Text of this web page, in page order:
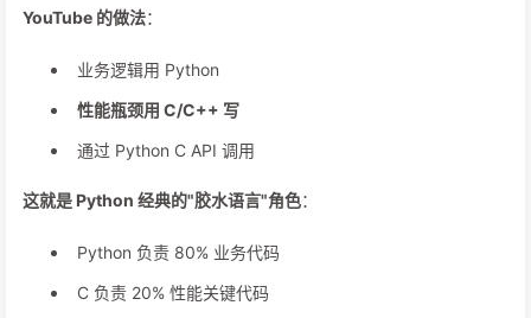
YouTube 的做法：
业务逻辑用 Python
性能瓶颈用 C/C++ 写
通过 Python C API 调用
这就是 Python 经典的"胶水语言"角色：
Python 负责 80% 业务代码
C 负责 20% 性能关键代码